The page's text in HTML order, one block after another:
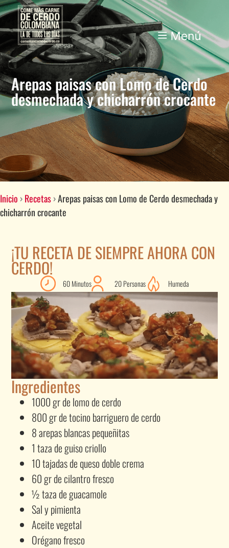
Arepas paisas con Lomo de Cerdo
desmechada y chicharrón crocante
Inicio ›Recetas›Arepas paisas con Lomo de Cerdo desmechada y
chicharrón crocante
¡TU RECETA DE SIEMPRE AHORA CON
CERDO!
60 Minutos 20 Personas Humeda
Ingredientes
1000 gr de lomo de cerdo
800 gr de tocino barriguero de cerdo
8 arepas blancas pequeñitas
1 taza de guiso criollo
10 tajadas de queso doble crema
60 gr de cilantro fresco
½ taza de guacamole
Sal y pimienta
Aceite vegetal
Orégano fresco